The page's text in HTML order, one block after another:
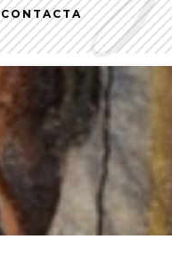
CONTACTA